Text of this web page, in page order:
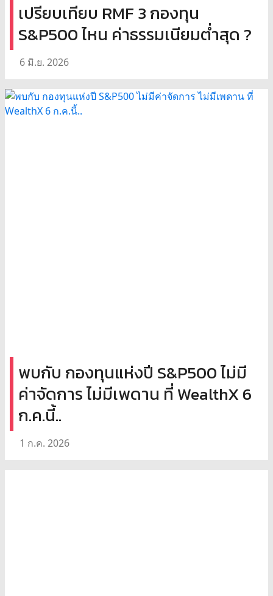
เปรียบเทียบ RMF 3 กองทุน
S&P500 ไหน ค่าธรรมเนียมต่ำสุด ?
6 มิ.ย. 2026
พบกับ กองทุนแห่งปี S&P500 ไม่มี
ค่าจัดการ ไม่มีเพดาน ที่ WealthX 6
ก.ค.นี้..
1 ก.ค. 2026